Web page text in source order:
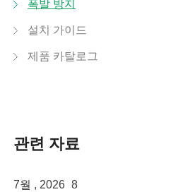
폭발 방지
설치 가이드
제품 카탈로그
관련 자료
7월 , 2026 8